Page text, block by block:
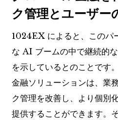
ク管理とユーザー
1024EX によると、このパ
な AI ブームの中で継続的
を示しているとのことです
金融ソリューションは、業
ク管理を改善し、より個別
提供することができます。